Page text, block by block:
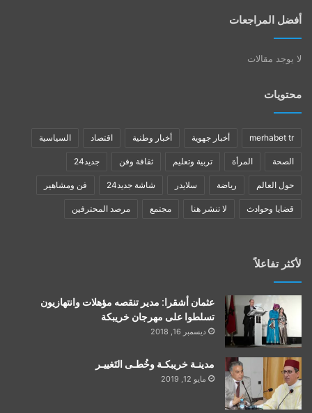
أفضل المراجعات
لا يوجد مقالات
محتويات
merhabet tr أخبار جهوية أخبار وطنية اقتصاد السياسية
الصحة المرأة تربية وتعليم ثقافة وفن جديد24
حول العالم رياضة سلايدر شاشة جديد24 فن ومشاهير
قضايا وحوادث لا تنشر هنا مجتمع مرصد المحترفين
لأكثر تفاعلاً
عثمان أشقرا: مدير تنقصه مؤهلات وانتهازيون
تسلطوا على مهرجان خريبكة
ديسمبر 16, 2018
مدينـة خريبكـة وخُطـى التَغييـر
مايو 12, 2019